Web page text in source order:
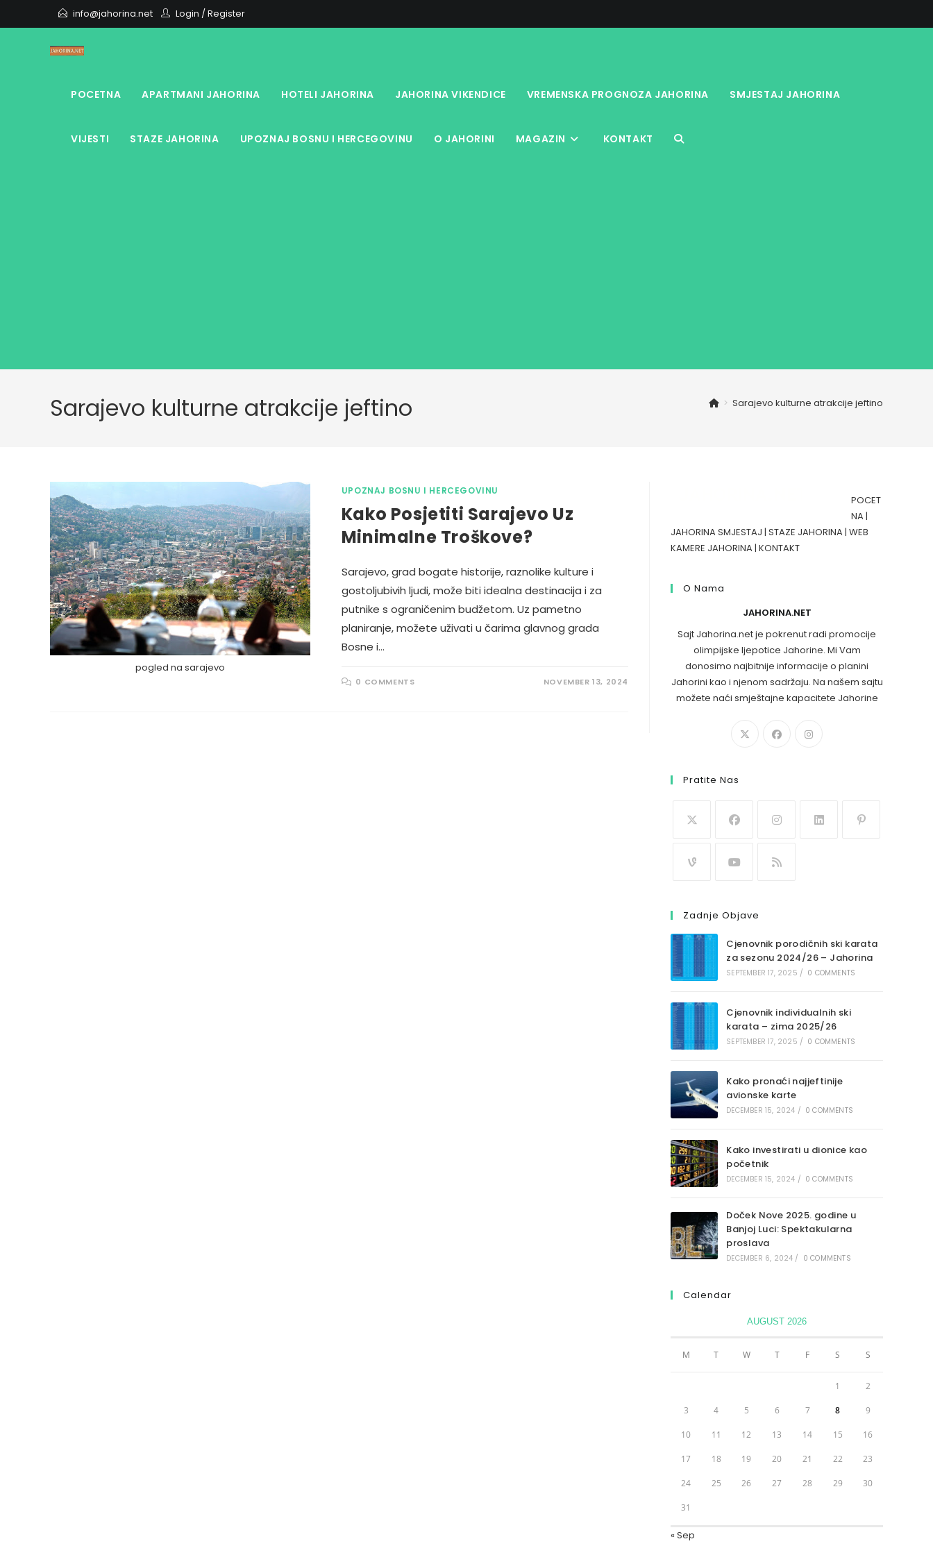
to
info@jahorina.net Login /Register
POCETNA APARTMANI JAHORINA HOTELI JAHORINA JAHORINA VIKENDICE VREMENSKA PROGNOZA JAHORINA SMJESTAJ JAHORINA
VIJESTI STAZE JAHORINA UPOZNAJ BOSNU I HERCEGOVINU O JAHORINI MAGAZIN KONTAKT TOGGLE
Sarajevo kulturne atrakcije jeftino > Sarajevo kulturne atrakcije jeftino
pogled na sarajevo
UPOZNAJ BOSNU I HERCEGOVINU
Kako Posjetiti Sarajevo Uz
Minimalne Troškove?
Sarajevo, grad bogate historije, raznolike kulture i
gostoljubivih ljudi, može biti idealna destinacija i za
putnike s ograničenim budžetom. Uz pametno
planiranje, možete uživati u čarima glavnog grada
Bosne i…
0 COMMENTS NOVEMBER 13, 2024
POCET
NA|
JAHORINA SMJESTAJ | STAZE JAHORINA| WEB
KAMERE JAHORINA| KONTAKT
O Nama
JAHORINA.NET
Sajt Jahorina.net je pokrenut radi promocije
olimpijske ljepotice Jahorine. Mi Vam
donosimo najbitnije informacije o planini
Jahorini kao i njenom sadržaju. Na našem sajtu
možete naći smještajne kapacitete Jahorine
Pratite Nas
Zadnje Objave
Cjenovnik porodičnih ski karata
za sezonu 2024/26 – Jahorina
SEPTEMBER 17, 2025 / 0 COMMENTS
Cjenovnik individualnih ski
karata – zima 2025/26
SEPTEMBER 17, 2025 / 0 COMMENTS
Kako pronaći najjeftinije
avionske karte
DECEMBER 15, 2024 / 0 COMMENTS
Kako investirati u dionice kao
početnik
DECEMBER 15, 2024 / 0 COMMENTS
Doček Nove 2025. godine u
Banjoj Luci: Spektakularna
proslava
DECEMBER 6, 2024 / 0 COMMENTS
Calendar
AUGUST 2026
M T W T F S S
1 2
3 4 5 6 7 8 9
10 11 12 13 14 15 16
17 18 19 20 21 22 23
24 25 26 27 28 29 30
31
« Sep